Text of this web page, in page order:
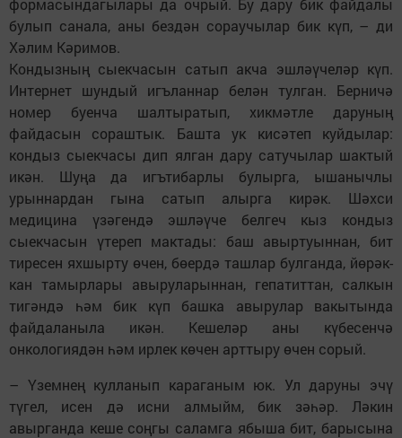
булып санала, аны бездән сораучылар бик күп, – ди
Хәлим Кәримов.
Кондызның сыекчасын сатып акча эшләүчеләр күп.
Интернет шундый игъланнар белән тулган. Берничә
номер буенча шалтыратып, хикмәтле даруның
файдасын сораштык. Башта ук кисәтеп куйдылар:
кондыз сыекчасы дип ялган дару сатучылар шактый
икән. Шуңа да игътибарлы булырга, ышанычлы
урыннардан гына сатып алырга кирәк. Шәхси
медицина үзәгендә эшләүче белгеч кыз кондыз
сыекчасын үтереп мактады: баш авыртуыннан, бит
тиресен яхшырту өчен, бөердә ташлар булганда, йөрәк-
кан тамырлары авыруларыннан, гепатиттан, салкын
тигәндә һәм бик күп башка авырулар вакытында
файдаланыла икән. Кешеләр аны күбесенчә
онкологиядән һәм ирлек көчен арттыру өчен сорый.
– Үземнең кулланып караганым юк. Ул даруны эчү
түгел, исен дә исни алмыйм, бик зәһәр. Ләкин
авырганда кеше соңгы саламга ябыша бит, барысына